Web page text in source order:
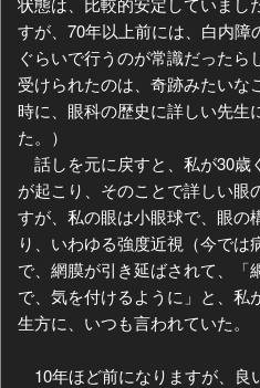
すが、70年以上前には、白内
ぐらいで行うのが常識だった
受けられたのは、奇跡みたいな
時に、眼科の歴史に詳しい先生
た。）
話しを元に戻すと、私が30歳
が起こり、そのことで詳しい眼
すが、私の眼は小眼球で、眼の
り、いわゆる強度近視（今では
で、網膜が引き延ばされて、「
で、気を付けるように」と、私
生方に、いつも言われていた。
10年ほど前になりますが、良